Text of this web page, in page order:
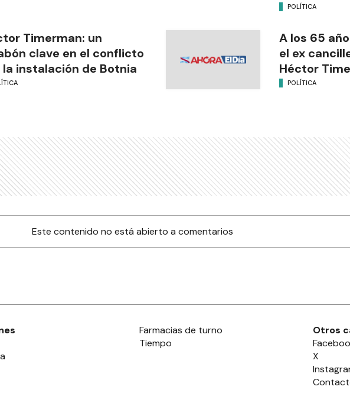
POLÍTICA
Timerman: un
clave en el conflicto
instalación de Botnia
A los 65
el ex
Héctor
POLÍTICA
Este contenido no está abierto a comentarios
Farmacias de turno
Tiempo
Otros
X